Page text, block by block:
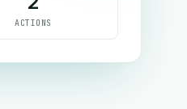
ACTIONS